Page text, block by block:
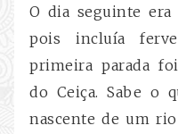
O dia seguinte era
pois incluía
primeira parada
do Ceiça. Sabe o
nascente de um